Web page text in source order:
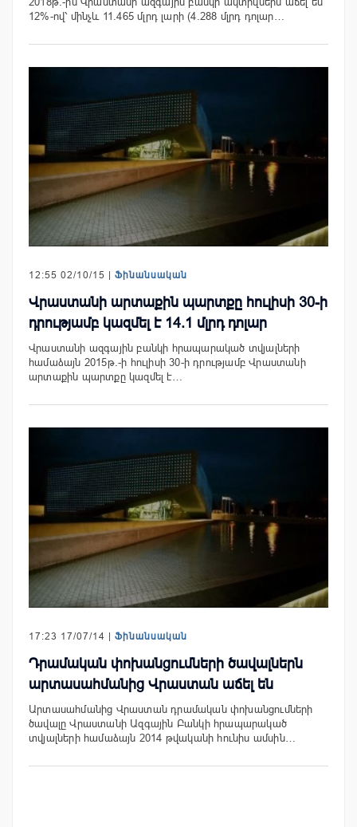
12%-ով՝ մինչև 11.465 մլրդ լարի (4.288 մլրդ դոլար…
12:55 02/10/15 | Ֆինանսական
Վրաստանի արտաքին պարտքը հուլիսի 30-ի
դրությամբ կազմել է 14.1 մլրդ դոլար
Վրաստանի ազգային բանկի հրապարակած տվյալների
համաձայն 2015թ.-ի հուլիսի 30-ի դրությամբ Վրաստանի
արտաքին պարտքը կազմել է…
17:23 17/07/14 | Ֆինանսական
Դրամական փոխանցումների ծավալներն
արտասահմանից Վրաստան աճել են
Արտասահմանից Վրաստան դրամական փոխանցումների
ծավալը Վրաստանի Ազգային Բանկի հրապարակած
տվյալների համաձայն 2014 թվականի հունիս ամսին…